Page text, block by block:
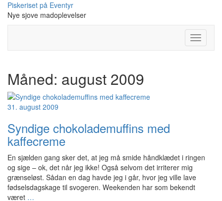
Skip
content
Piskeriset på Eventyr
Nye sjove madoplevelser
Toggle
Måned: august 2009
31. august 2009
Syndige chokolademuffins med
kaffecreme
En sjælden gang sker det, at jeg må smide håndklædet i ringen
og sige – ok, det når jeg ikke! Også selvom det irriterer mig
grænseløst. Sådan en dag havde jeg i går, hvor jeg ville lave
fødselsdagskage til svogeren. Weekenden har som bekendt
været …